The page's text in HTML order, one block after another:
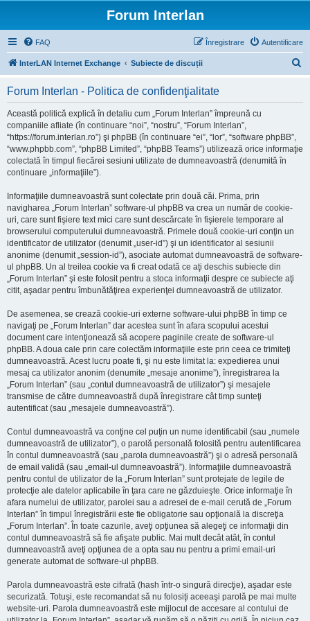
Forum Interlan
FAQ Autentificare
Înregistrare
InterLAN Internet Exchange Subiecte de discuții
Forum Interlan - Politica de confidenţialitate
Această politică explică în detaliu cum „Forum Interlan” împreună cu
companiile afliate (în continuare “noi”, “nostru”, “Forum Interlan”,
“https://forum.interlan.ro”) şi phpBB (în continuare “ei”, “lor”, “software phpBB”,
“www.phpbb.com”, “phpBB Limited”, “phpBB Teams”) utilizează orice informaţie
colectată în timpul fiecărei sesiuni utilizate de dumneavoastră (denumită în
continuare „informaţiile”).
Informaţiile dumneavoastră sunt colectate prin două căi. Prima, prin
navigharea „Forum Interlan” software-ul phpBB va crea un număr de cookie-
uri, care sunt fişiere text mici care sunt descărcate în fişierele temporare al
browserului computerului dumneavoastră. Primele două cookie-uri conţin un
identificator de utilizator (denumit „user-id”) şi un identificator al sesiunii
anonime (denumit „session-id”), asociate automat dumneavoastră de software-
ul phpBB. Un al treilea cookie va fi creat odată ce aţi deschis subiecte din
„Forum Interlan” şi este folosit pentru a stoca informaţii despre ce subiecte aţi
citit, aşadar pentru îmbunătăţirea experienţei dumneavoastră de utilizator.
De asemenea, se crează cookie-uri externe software-ului phpBB în timp ce
navigaţi pe „Forum Interlan” dar acestea sunt în afara scopului acestui
document care intenţionează să acopere paginile create de software-ul
phpBB. A doua cale prin care colectăm informaţiile este prin ceea ce trimiteţi
dumneavoastră. Acest lucru poate fi, şi nu este limitat la: expedierea unui
mesaj ca utilizator anonim (denumite „mesaje anonime”), înregistrarea la
„Forum Interlan” (sau „contul dumneavoastră de utilizator”) şi mesajele
transmise de către dumneavoastră după înregistrare cât timp sunteţi
autentificat (sau „mesajele dumneavoastră”).
Contul dumneavoastră va conţine cel puţin un nume identificabil (sau „numele
dumneavoastră de utilizator”), o parolă personală folosită pentru autentificarea
în contul dumneavoastră (sau „parola dumneavoastră”) şi o adresă personală
de email validă (sau „email-ul dumneavoastră”). Informaţiile dumneavoastră
pentru contul de utilizator de la „Forum Interlan” sunt protejate de legile de
protecţie ale datelor aplicabile în ţara care ne găzduieşte. Orice informaţie în
afara numelui de utilizator, parolei sau a adresei de e-mail cerută de „Forum
Interlan” în timpul înregistrării este fie obligatorie sau opţională la discreţia
„Forum Interlan”. În toate cazurile, aveţi opţiunea să alegeţi ce informaţii din
contul dumneavoastră să fie afişate public. Mai mult decât atât, în contul
dumneavoastră aveţi opţiunea de a opta sau nu pentru a primi email-uri
generate automat de software-ul phpBB.
Parola dumneavoastră este cifrată (hash într-o singură direcţie), aşadar este
securizată. Totuşi, este recomandat să nu folosiţi aceeaşi parolă pe mai multe
website-uri. Parola dumneavoastră este mijlocul de accesare al contului de